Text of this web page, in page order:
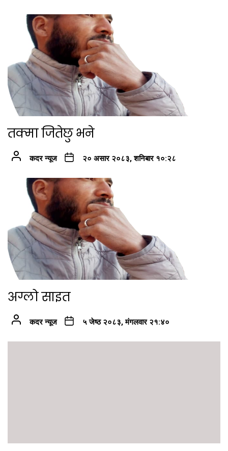
तक्मा जितेछु भने
कदर न्यूज २० असार २०८३, शनिबार १०:२८
अग्लो साइत
कदर न्यूज ५ जेष्ठ २०८३, मंगलवार २१:४०